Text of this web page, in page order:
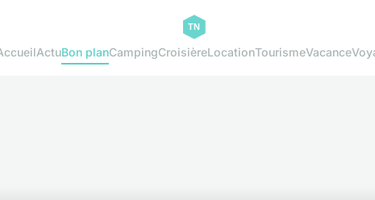
ActuBon planCampingCroisièreLocationTourismeVacance